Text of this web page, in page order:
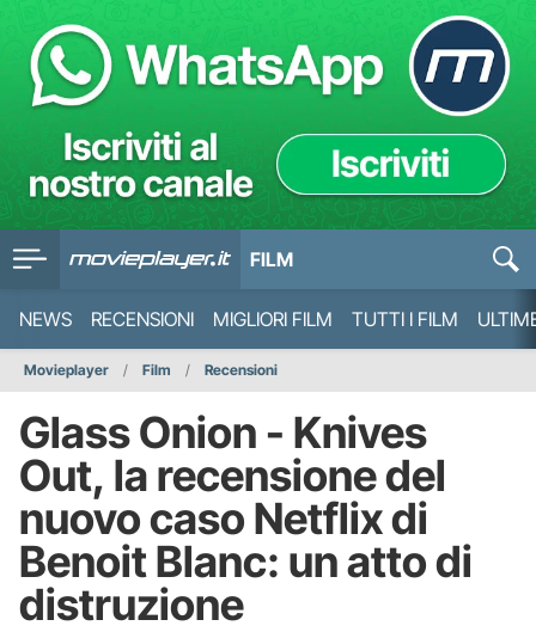
FILM
NEWS RECENSIONI MIGLIORI FILM TUTTI I FILM
Movieplayer Film Recensioni
Glass Onion - Knives
Out, la recensione del
nuovo caso Netflix di
Benoit Blanc: un atto di
distruzione